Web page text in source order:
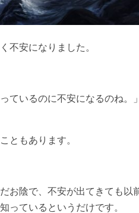
不安になりました。
ているのに不安になるのね。
ともあります。
お陰で、不安が出てきても以
っているというだけです。